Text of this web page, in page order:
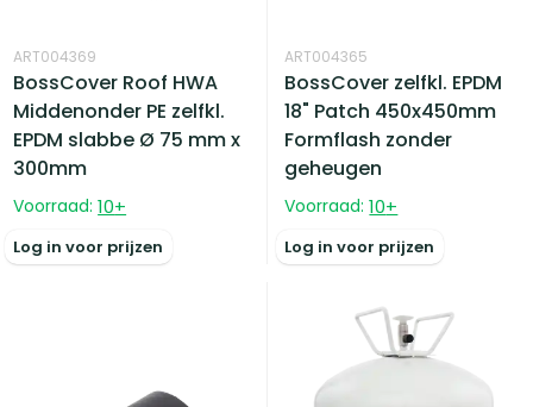
ART004369
BossCover Roof HWA
Middenonder PE zelfkl.
EPDM slabbe Ø 75 mm x
300mm
Voorraad: 10+
Log in voor prijzen
ART004365
BossCover zelfkl. EPDM
18" Patch 450x450mm
Formflash zonder
geheugen
Voorraad: 10+
Log in voor prijzen